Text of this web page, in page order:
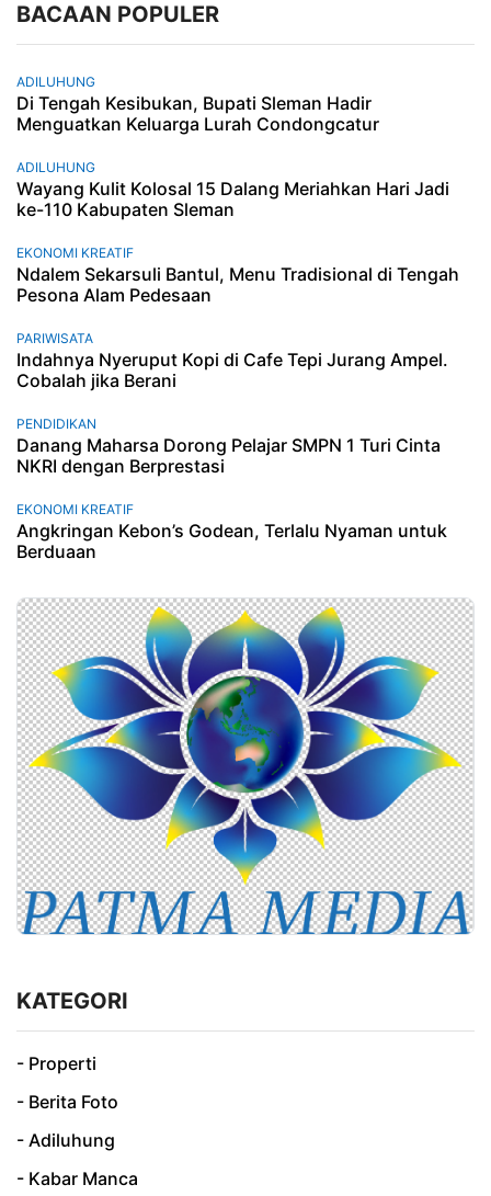
BACAAN POPULER
ADILUHUNG
Di Tengah Kesibukan, Bupati Sleman Hadir
Menguatkan Keluarga Lurah Condongcatur
ADILUHUNG
Wayang Kulit Kolosal 15 Dalang Meriahkan Hari Jadi
ke-110 Kabupaten Sleman
EKONOMI KREATIF
Ndalem Sekarsuli Bantul, Menu Tradisional di Tengah
Pesona Alam Pedesaan
PARIWISATA
Indahnya Nyeruput Kopi di Cafe Tepi Jurang Ampel.
Cobalah jika Berani
PENDIDIKAN
Danang Maharsa Dorong Pelajar SMPN 1 Turi Cinta
NKRI dengan Berprestasi
EKONOMI KREATIF
Angkringan Kebon’s Godean, Terlalu Nyaman untuk
Berduaan
KATEGORI
- Properti
- Berita Foto
- Adiluhung
- Kabar Manca